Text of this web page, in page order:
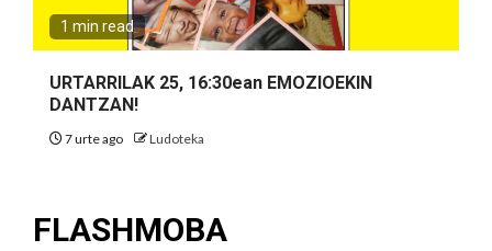
1 min read
URTARRILAK 25, 16:30ean EMOZIOEKIN
DANTZAN!
7 urte ago Ludoteka
FLASHMOBA